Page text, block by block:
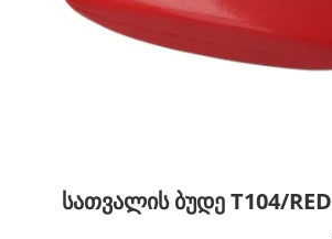
სათვალის ბუდე T104/RED